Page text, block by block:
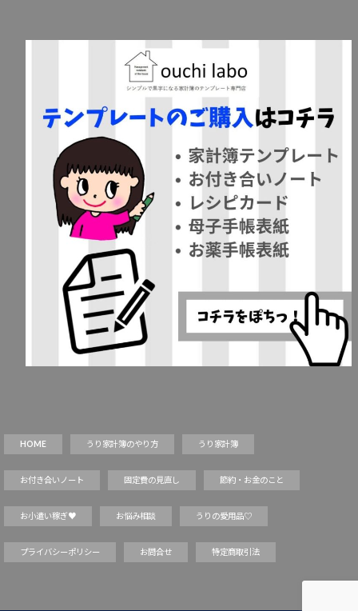
HOME うり家計簿のやり方 うり家計簿
お付き合いノート 固定費の見直し 節約・お金のこと
お小遣い稼ぎ♥ お悩み相談 うりの愛用品♡
プライバシーポリシー お問合せ 特定商取引法